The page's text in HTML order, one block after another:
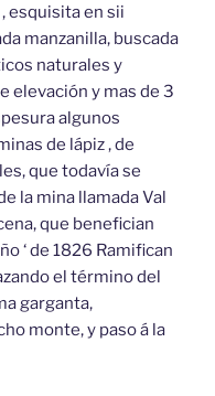
esquisita en sii
manzanilla, buscada
naturales y
elevación y mas de 3
algunos
de lápiz , de
que todavía se
la mina llamada Val
que benefician
‘ de 1826 Ramifican
el término del
garganta,
monte, y paso á la